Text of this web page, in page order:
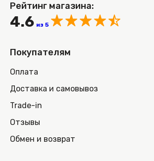
Рейтинг магазина:
4.6 из 5
Покупателям
Оплата
Доставка и самовывоз
Trade-in
Отзывы
Обмен и возврат